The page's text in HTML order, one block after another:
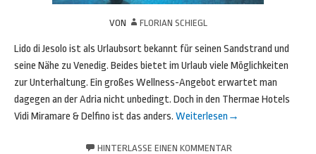
VON FLORIAN SCHIEGL
Lido di Jesolo ist als Urlaubsort bekannt für seinen Sandstrand und
seine Nähe zu Venedig. Beides bietet im Urlaub viele Möglichkeiten
zur Unterhaltung. Ein großes Wellness-Angebot erwartet man
dagegen an der Adria nicht unbedingt. Doch in den Thermae Hotels
Vidi Miramare & Delfino ist das anders. Weiterlesen →
HINTERLASSE EINEN KOMMENTAR